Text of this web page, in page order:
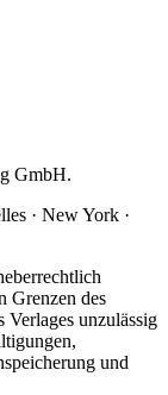
GmbH.
· New York ·
Grenzen des
Verlages unzulässig
und